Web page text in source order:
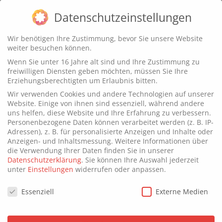
Das sind die besten
Gehirntraining Apps
Datenschutzeinstellungen
Wir benötigen Ihre Zustimmung, bevor Sie unsere Website
weiter besuchen können.
Wenn Sie unter 16 Jahre alt sind und Ihre Zustimmung zu
freiwilligen Diensten geben möchten, müssen Sie Ihre
Erziehungsberechtigten um Erlaubnis bitten.
Wir verwenden Cookies und andere Technologien auf unserer
Website. Einige von ihnen sind essenziell, während andere
uns helfen, diese Website und Ihre Erfahrung zu verbessern.
Personenbezogene Daten können verarbeitet werden (z. B. IP-
Adressen), z. B. für personalisierte Anzeigen und Inhalte oder
Anzeigen- und Inhaltsmessung. Weitere Informationen über
die Verwendung Ihrer Daten finden Sie in unserer
Datenschutzerklärung. Sie können Ihre Auswahl jederzeit
unter Einstellungen widerrufen oder anpassen.
Essenziell
Externe Medien